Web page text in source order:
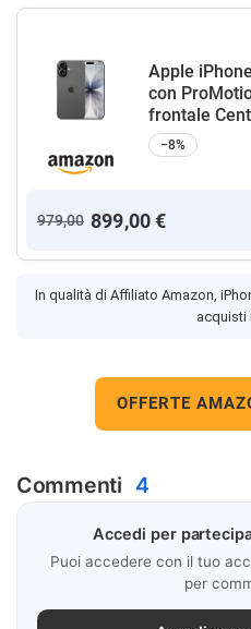
Apple
con
frontale
−8%
979,00 899,00 €
In qualità di Affiliato Amazon,
acquisti
OFFERTE
Commenti 4
Accedi per
Puoi accedere con il tuo
per